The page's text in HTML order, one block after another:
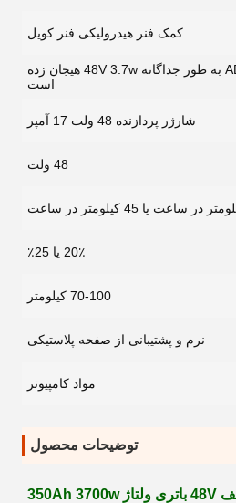
کمک فنر هیدرولیکی فنر کویل
ADC به طور جداگانه 48V 3.7w هیجان زده
است
شارژر پردازنده 48 ولت 17 آمپر
48 ولت
20٪ یا 25٪
70-100 کیلومتر
نرم و پشتیبانی از صفحه پلاستیکی
مواد کامپیوتر
توضیحات محصول
4 چرخ برق نوع سوخت گلف 48V باتری ولتاژ 350Ah 3700w